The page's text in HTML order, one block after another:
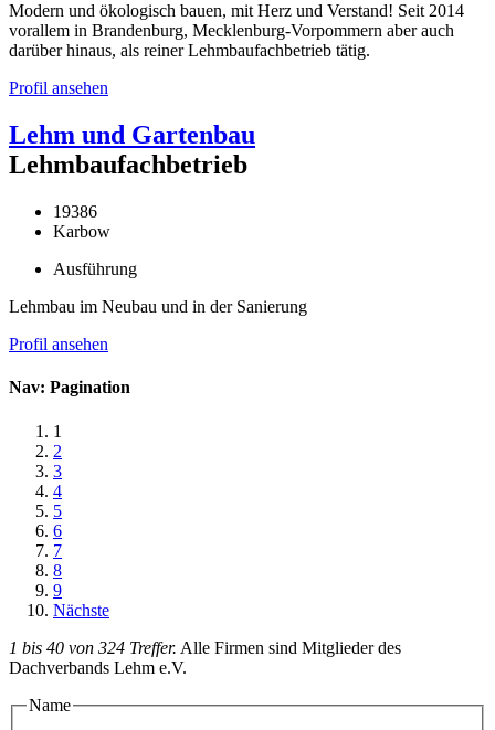
Modern und ökologisch bauen, mit Herz und Verstand! Seit 2014
vorallem in Brandenburg, Mecklenburg-Vorpommern aber auch
darüber hinaus, als reiner Lehmbaufachbetrieb tätig.
Profil ansehen
Lehm und Gartenbau
Lehmbaufachbetrieb
19386
Karbow
Ausführung
Lehmbau im Neubau und in der Sanierung
Profil ansehen
Nav: Pagination
1
2
3
4
5
6
7
8
9
Nächste
1 bis 40 von 324 Treffer. Alle Firmen sind Mitglieder des
Dachverbands Lehm e.V.
Name